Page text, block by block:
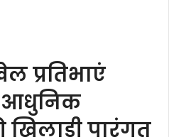
प्रतिभाएं
आधुनिक
पारंगत